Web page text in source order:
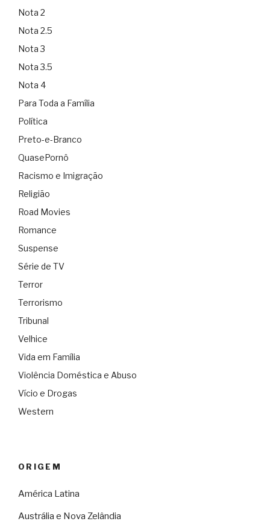
Nota 2
Nota 2.5
Nota 3
Nota 3.5
Nota 4
Para Toda a Família
Política
Preto-e-Branco
QuasePornô
Racismo e Imigração
Religião
Road Movies
Romance
Suspense
Série de TV
Terror
Terrorismo
Tribunal
Velhice
Vida em Família
Violência Doméstica e Abuso
Vício e Drogas
Western
ORIGEM
América Latina
Austrália e Nova Zelândia